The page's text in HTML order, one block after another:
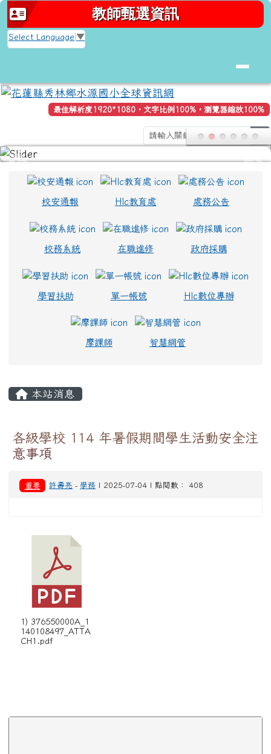
跳至主內容區
花蓮縣秀林鄉水源國小全球資訊網
教師甄選資訊
Select Language ▼
最佳解析度1920*1080，文字比例100%，瀏覽器縮放100%
上中區域內容
校安通報 Hlc教育處 處務公告
校務系統 在職進修 政府採購
學習扶助 單一帳號 Hlc數位專辦
摩課師 智慧網管
本站消息
各級學校 114 年暑假期間學生活動安全注
意事項
重要 許壽亮 - 學務 | 2025-07-04 | 點閱數： 408
1) 376550000A_1
140108497_ATTA
CH1.pdf